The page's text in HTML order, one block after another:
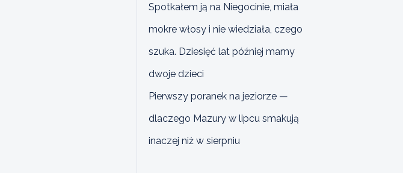
Spotkałem ją na Niegocinie, miała
mokre włosy i nie wiedziała, czego
szuka. Dziesięć lat później mamy
dwoje dzieci
Pierwszy poranek na jeziorze —
dlaczego Mazury w lipcu smakują
inaczej niż w sierpniu